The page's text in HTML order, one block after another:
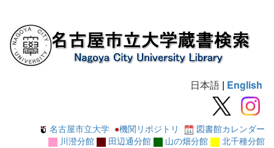
日本語 | English
名古屋市立大学 ●機関リポジトリ
図書館カレンダー
川澄分館
田辺通分館 山の畑分館 北千種分館